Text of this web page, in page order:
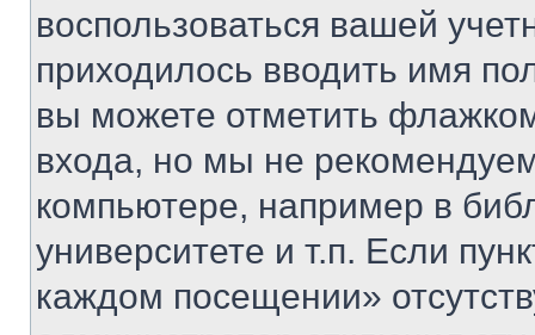
воспользоваться вашей
приходилось вводить имя
вы можете отметить
входа, но мы не
компьютере, например в
университете и т.п. Если
каждом посещении»